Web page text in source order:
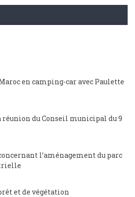
en camping-car avec Paulette
réunion du Conseil municipal du 9
l’aménagement du parc
et de végétation